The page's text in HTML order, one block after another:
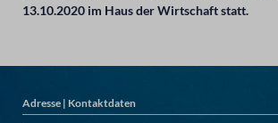
13.10.2020 im Haus der Wirtschaft statt.
Adresse | Kontaktdaten